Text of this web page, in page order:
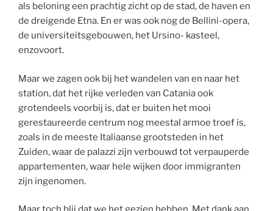
als beloning een prachtig zicht op de stad, de haven en
de dreigende Etna. En er was ook nog de Bellini-opera,
de universiteitsgebouwen, het Ursino- kasteel,
enzovoort.
Maar we zagen ook bij het wandelen van en naar het
station, dat het rijke verleden van Catania ook
grotendeels voorbij is, dat er buiten het mooi
gerestaureerde centrum nog meestal armoe troef is,
zoals in de meeste Italiaanse grootsteden in het
Zuiden, waar de palazzi zijn verbouwd tot verpauperde
appartementen, waar hele wijken door immigranten
zijn ingenomen.